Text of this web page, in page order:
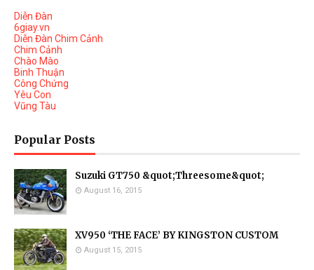
Diễn Đàn
6giay.vn
Diễn Đàn Chim Cảnh
Chim Cảnh
Chào Mào
Binh Thuận
Công Chứng
Yêu Con
Vũng Tàu
Popular Posts
Suzuki GT750 &quot;Threesome&quot;
August 16, 2015
XV950 ‘THE FACE’ BY KINGSTON CUSTOM
August 15, 2015